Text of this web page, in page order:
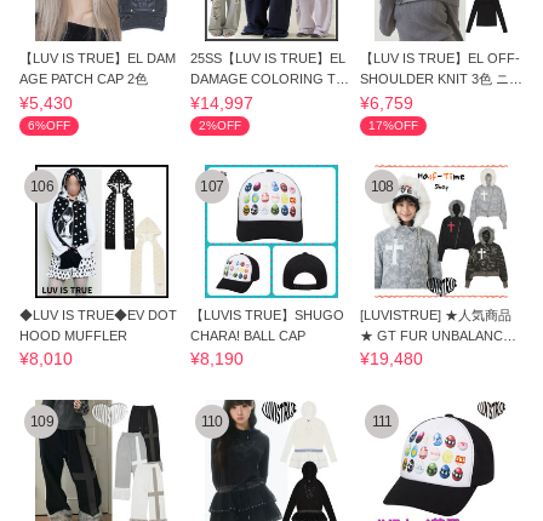
【LUV IS TRUE】EL DAM
AGE PATCH CAP 2色
¥5,430
6%OFF
25SS【LUV IS TRUE】EL
DAMAGE COLORING TR
AINING PANTS◆送料込
¥14,997
2%OFF
【LUV IS TRUE】EL OFF-
SHOULDER KNIT 3色 ニッ
ト
¥6,759
17%OFF
106
◆LUV IS TRUE◆EV DOT
HOOD MUFFLER
¥8,010
107
【LUVIS TRUE】SHUGO
CHARA! BALL CAP
¥8,190
108
[LUVISTRUE] ★人気商品
★ GT FUR UNBALANCE
HOOD ZIP UP
¥19,480
109 110 111